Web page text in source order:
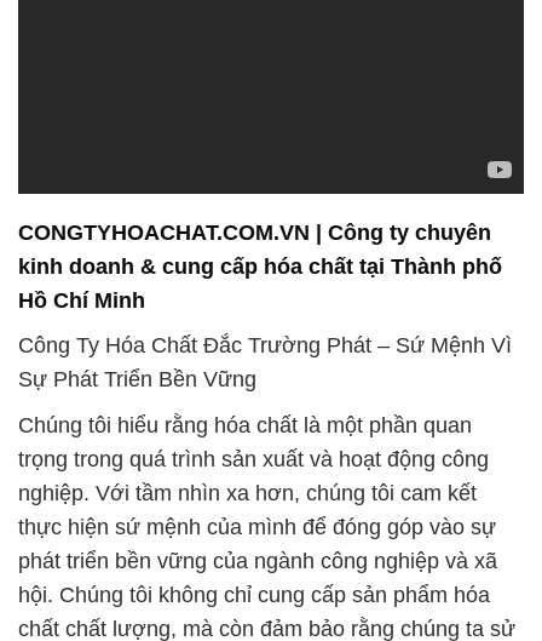
Công Ty Hóa Chất Đắc Trường Phát – Sứ Mệnh Vì
Sự Phát Triển Bền Vững
Chúng tôi hiểu rằng hóa chất là một phần quan
trọng trong quá trình sản xuất và hoạt động công
nghiệp. Với tầm nhìn xa hơn, chúng tôi cam kết
thực hiện sứ mệnh của mình để đóng góp vào sự
phát triển bền vững của ngành công nghiệp và xã
hội. Chúng tôi không chỉ cung cấp sản phẩm hóa
chất chất lượng, mà còn đảm bảo rằng chúng ta sử
dụng chúng một cách thông minh và bảo vệ môi
trường.
Với sự tập trung vào nghiên cứu và phát triển, Công
Ty Hóa Chất Đắc Trường Phát luôn tìm cách cải